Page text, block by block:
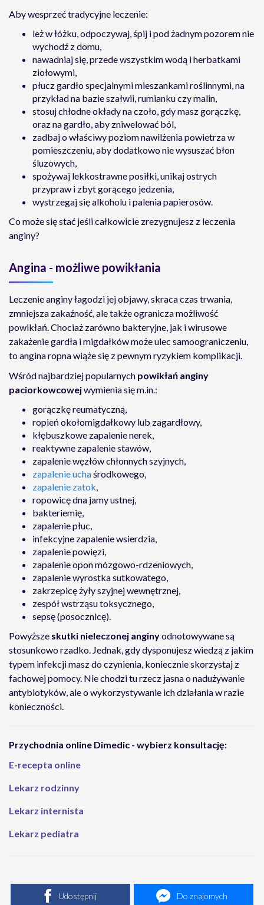
Aby wesprzeć tradycyjne leczenie:
leż w łóżku, odpoczywaj, śpij i pod żadnym pozorem nie
wychodź z domu,
nawadniaj się, przede wszystkim wodą i herbatkami
ziołowymi,
płucz gardło specjalnymi mieszankami roślinnymi, na
przykład na bazie szałwii, rumianku czy malin,
stosuj chłodne okłady na czoło, gdy masz gorączkę,
oraz na gardło, aby zniwelować ból,
zadbaj o właściwy poziom nawilżenia powietrza w
pomieszczeniu, aby dodatkowo nie wysuszać błon
śluzowych,
spożywaj lekkostrawne posiłki, unikaj ostrych
przypraw i zbyt gorącego jedzenia,
wystrzegaj się alkoholu i palenia papierosów.
Co może się stać jeśli całkowicie zrezygnujesz z leczenia
anginy?
Angina - możliwe powikłania
Leczenie anginy łagodzi jej objawy, skraca czas trwania,
zmniejsza zakaźność, ale także ogranicza możliwość
powikłań. Chociaż zarówno bakteryjne, jak i wirusowe
zakażenie gardła i migdałków może ulec samoograniczeniu,
to angina ropna wiąże się z pewnym ryzykiem komplikacji.
Wśród najbardziej popularnych powikłań anginy
paciorkowcowejwymienia się m.in.:
gorączkę reumatyczną,
ropień okołomigdałkowy lub zagardłowy,
kłębuszkowe zapalenie nerek,
reaktywne zapalenie stawów,
zapalenie węzłów chłonnych szyjnych,
zapalenie uchaśrodkowego,
zapalenie zatok,
ropowicę dna jamy ustnej,
bakteriemię,
zapalenie płuc,
infekcyjne zapalenie wsierdzia,
zapalenie powięzi,
zapalenie opon mózgowo-rdzeniowych,
zapalenie wyrostka sutkowatego,
zakrzepicę żyły szyjnej wewnętrznej,
zespół wstrząsu toksycznego,
sepsę (posocznicę).
Powyższe skutki nieleczonej anginyodnotowywane są
stosunkowo rzadko. Jednak, gdy dysponujesz wiedzą z jakim
typem infekcji masz do czynienia, koniecznie skorzystaj z
fachowej pomocy. Nie chodzi tu rzecz jasna o nadużywanie
antybiotyków, ale o wykorzystywanie ich działania w razie
konieczności.
Przychodnia online Dimedic - wybierz konsultację:
E-recepta online
Lekarz rodzinny
Lekarz internista
Lekarz pediatra
Udostępnij Do znajomych